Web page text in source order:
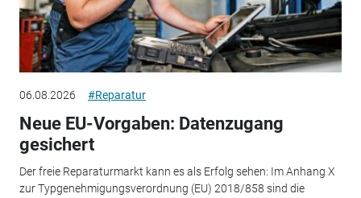
06.08.2026 #Reparatur
Neue EU-Vorgaben: Datenzugang
gesichert
Der freie Reparaturmarkt kann es als Erfolg sehen: Im Anhang X
zur Typgenehmigungsverordnung (EU) 2018/858 sind die